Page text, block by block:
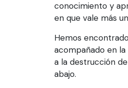
conocimiento y
en que vale más
Hemos
acompañado en
a la destrucción
abajo.